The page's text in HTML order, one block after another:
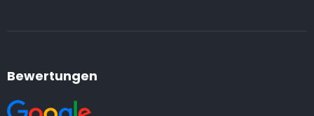
Bewertungen